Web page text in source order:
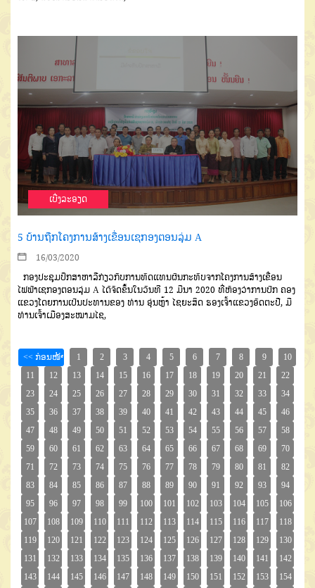
ເບີ່ງລະອຽດ
5 ບ້ານຖືກໂຄງການສ້າງເຂື່ອນເຊກອງຕອນລຸ່ມ A
16/03/2020
ກອງປະຊຸມປຶກສາຫາລືກ່ຽວກັບການທົດແທນຜົນກະທົບຈາກໂຄງການສ້າງເຂື່ອນ
ໄຟຟ້າເຊກອງຕອນລຸ່ມ A ໄດ້ຈັດຂຶ້ນໃນວັນທີ 12 ມີນາ 2020 ທີ່ຫ້ອງວ່າການປົກ ຄອງ
ແຂວງໂດຍການເປັນປະທານຂອງ ທ່ານ ອຸ່ນຫຼ້າ ໄຊຍະສິດ ຮອງເຈົ້າແຂວງອັດຕະປື, ມີ
ທ່ານເຈົ້າເມືອງສະໝາມໄຊ,